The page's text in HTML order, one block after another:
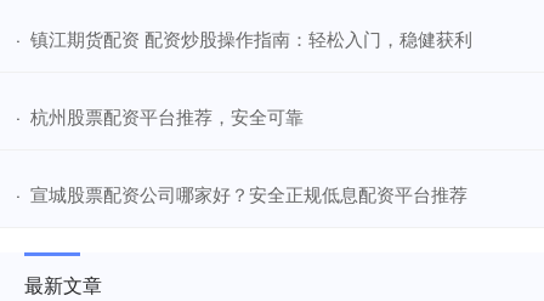
· ​镇江期货配资 配资炒股操作指南：轻松入门，稳健获利
· ​杭州股票配资平台推荐，安全可靠
· ​宣城股票配资公司哪家好？安全正规低息配资平台推荐
最新文章